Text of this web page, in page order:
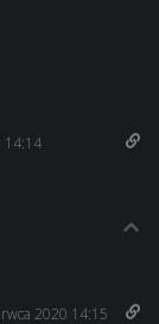
14:14
2020 14:15